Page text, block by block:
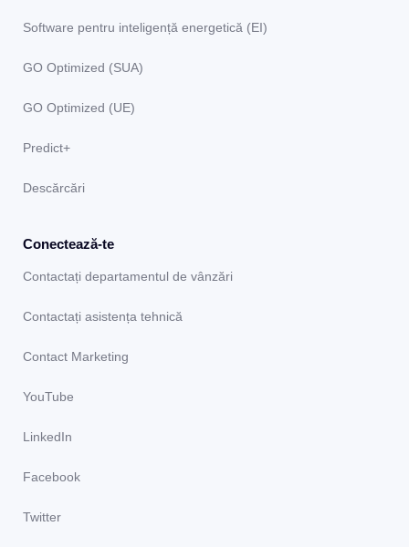
Software pentru inteligență energetică (EI)
GO Optimized (SUA)
GO Optimized (UE)
Predict+
Descărcări
Conectează-te
Contactați departamentul de vânzări
Contactați asistența tehnică
Contact Marketing
YouTube
LinkedIn
Facebook
Twitter